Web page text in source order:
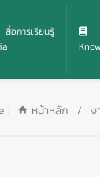
สื่อการเรียนรู้
: หน้าหลัก / ง